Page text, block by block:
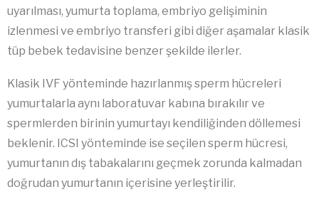
uyarılması, yumurta toplama, embriyo gelişiminin
izlenmesi ve embriyo transferi gibi diğer aşamalar klasik
tüp bebek tedavisine benzer şekilde ilerler.
Klasik IVF yönteminde hazırlanmış sperm hücreleri
yumurtalarla aynı laboratuvar kabına bırakılır ve
spermlerden birinin yumurtayı kendiliğinden döllemesi
beklenir. ICSI yönteminde ise seçilen sperm hücresi,
yumurtanın dış tabakalarını geçmek zorunda kalmadan
doğrudan yumurtanın içerisine yerleştirilir.